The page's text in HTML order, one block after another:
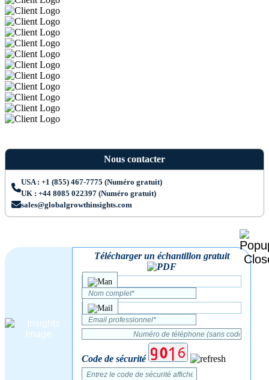
Nous contacter
USA : +1 (855) 467-7775 (Numéro gratuit)
UK : +44 8085 022397 (Numéro gratuit)
sales@globalgrowthinsights.com
Télécharger un échantillon gratuit
Code de sécurité